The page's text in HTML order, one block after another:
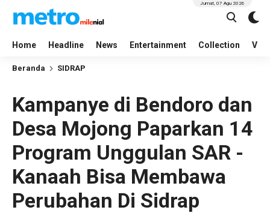
Home Headline News Entertainment Collection
Jumat, 07 Agu 2026
Beranda SIDRAP
Kampanye di Bendoro dan
Desa Mojong Paparkan 14
Program Unggulan SAR -
Kanaah Bisa Membawa
Perubahan Di Sidrap